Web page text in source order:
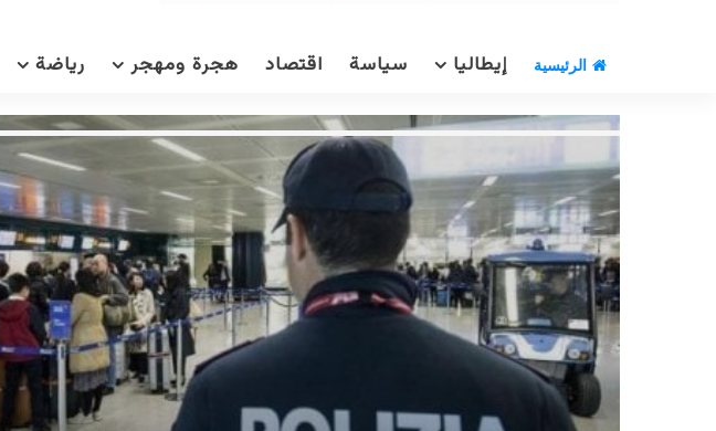
الرئيسية إيطاليا سياسة اقتصاد هجرة ومهجر رياضة